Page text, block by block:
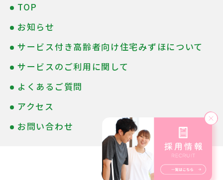
TOP
お知らせ
サービス付き高齢者向け住宅みずほについて
サービスのご利用に関して
よくあるご質問
アクセス
お問い合わせ